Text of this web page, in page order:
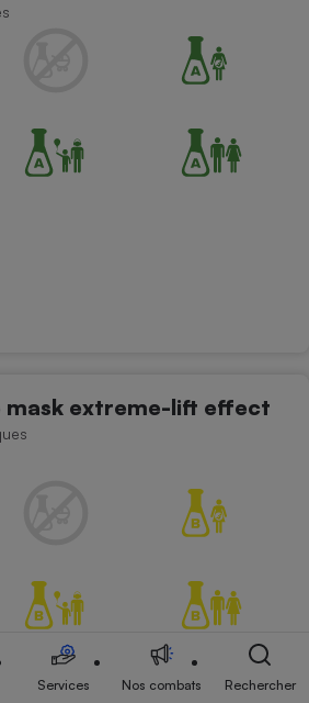
mask extreme-lift effect
Services Nos combats Rechercher